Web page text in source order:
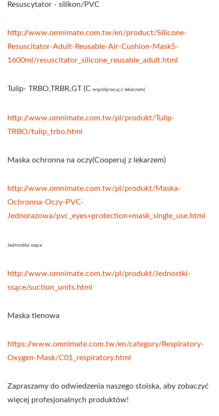
Resuscytator - silikon/PVC
http://www.omnimate.com.tw/en/product/Silicone-
Resuscitator-Adult-Reusable-Air-Cushion-Mask5-
1600ml/resuscitator_silicone_reusable_adult.html
Tulip- TRBO,TRBR,GT (C współpracuj z lekarzem)
http://www.omnimate.com.tw/pl/produkt/Tulip-
TRBO/tulip_trbo.html
Maska ochronna na oczy(Cooperuj z lekarzem)
http://www.omnimate.com.tw/pl/produkt/Maska-
Ochronna-Oczy-PVC-
Jednorazowa/pvc_eyes+protection+mask_single_use.html
Jednostka ssąca
http://www.omnimate.com.tw/pl/produkt/Jednostki-
ssące/suction_units.html
Maska tlenowa
https://www.omnimate.com.tw/en/category/Respiratory-
Oxygen-Mask/C01_respiratory.html
Zapraszamy do odwiedzenia naszego stoiska, aby zobaczyć
więcej profesjonalnych produktów!